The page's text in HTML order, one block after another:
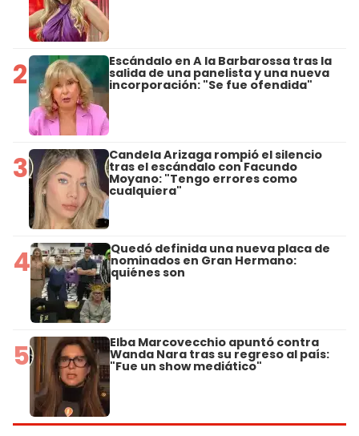
2 Escándalo en A la Barbarossa tras la
salida de una panelista y una nueva
incorporación: "Se fue ofendida"
3 Candela Arizaga rompió el silencio
tras el escándalo con Facundo
Moyano: "Tengo errores como
cualquiera"
4 Quedó definida una nueva placa de
nominados en Gran Hermano:
quiénes son
5 Elba Marcovecchio apuntó contra
Wanda Nara tras su regreso al país:
"Fue un show mediático"